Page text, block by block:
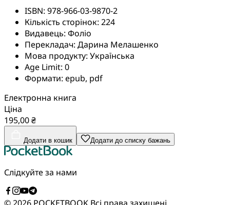
ISBN: 978-966-03-9870-2
Кількість сторінок: 224
Видавець: Фоліо
Перекладач: Дарина Мелашенко
Мова продукту: Українська
Age Limit: 0
Формати: epub, pdf
Електронна книга
Ціна
195,00 ₴
Додати в кошик Додати до списку бажань
Слідкуйте за нами